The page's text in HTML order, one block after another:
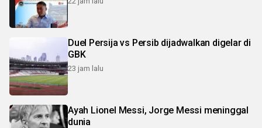
Duel Persija vs Persib dijadwalkan digelar di
GBK
23 jam lalu
Ayah Lionel Messi, Jorge Messi meninggal
dunia